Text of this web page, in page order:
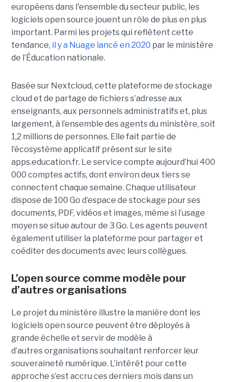
européens dans l'ensemble du secteur public, les
logiciels open source jouent un rôle de plus en plus
important. Parmi les projets qui reflètent cette
tendance, il y a Nuage lancé en 2020 par le ministère
de l’Éducation nationale.
Basée sur Nextcloud, cette plateforme de stockage
cloud et de partage de fichiers s’adresse aux
enseignants, aux personnels administratifs et, plus
largement, à l’ensemble des agents du ministère, soit
1,2 millions de personnes. Elle fait partie de
l’écosystème applicatif présent sur le site
apps.education.fr. Le service compte aujourd’hui 400
000 comptes actifs, dont environ deux tiers se
connectent chaque semaine. Chaque utilisateur
dispose de 100 Go d’espace de stockage pour ses
documents, PDF, vidéos et images, même si l’usage
moyen se situe autour de 3 Go. Les agents peuvent
également utiliser la plateforme pour partager et
coéditer des documents avec leurs collègues.
L’open source comme modèle pour
d’autres organisations
Le projet du ministère illustre la manière dont les
logiciels open source peuvent être déployés à
grande échelle et servir de modèle à
d’autres organisations souhaitant renforcer leur
souveraineté numérique. L’intérêt pour cette
approche s’est accru ces derniers mois dans un